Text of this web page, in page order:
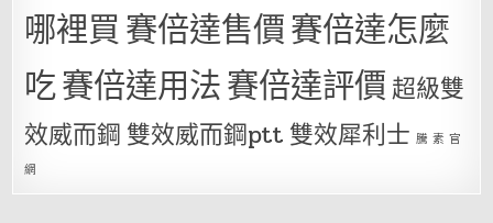
哪裡買賽倍達售價賽倍達怎麼
吃賽倍達用法賽倍達評價超級雙
效威而鋼 雙效威而鋼ptt 雙效犀利士 騰 素 官
網